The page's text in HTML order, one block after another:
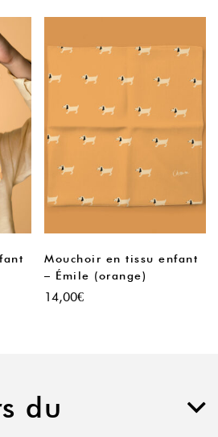
Mouchoir en tissu enfant
– Émile (orange)
14,00€
du